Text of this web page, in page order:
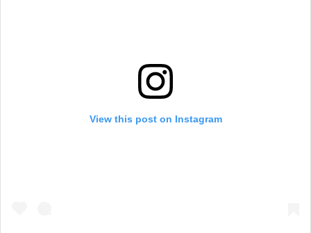
View this post on Instagram